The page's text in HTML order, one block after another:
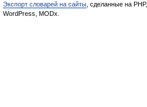
Экспорт словарей на сайты , сделанные на PHP,
WordPress, MODx.